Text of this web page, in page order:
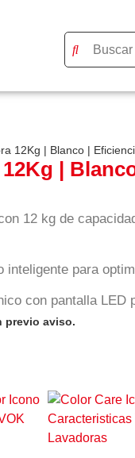
12Kg | Blanco |
|
12 kg de
para
con pantalla LED
previo aviso.